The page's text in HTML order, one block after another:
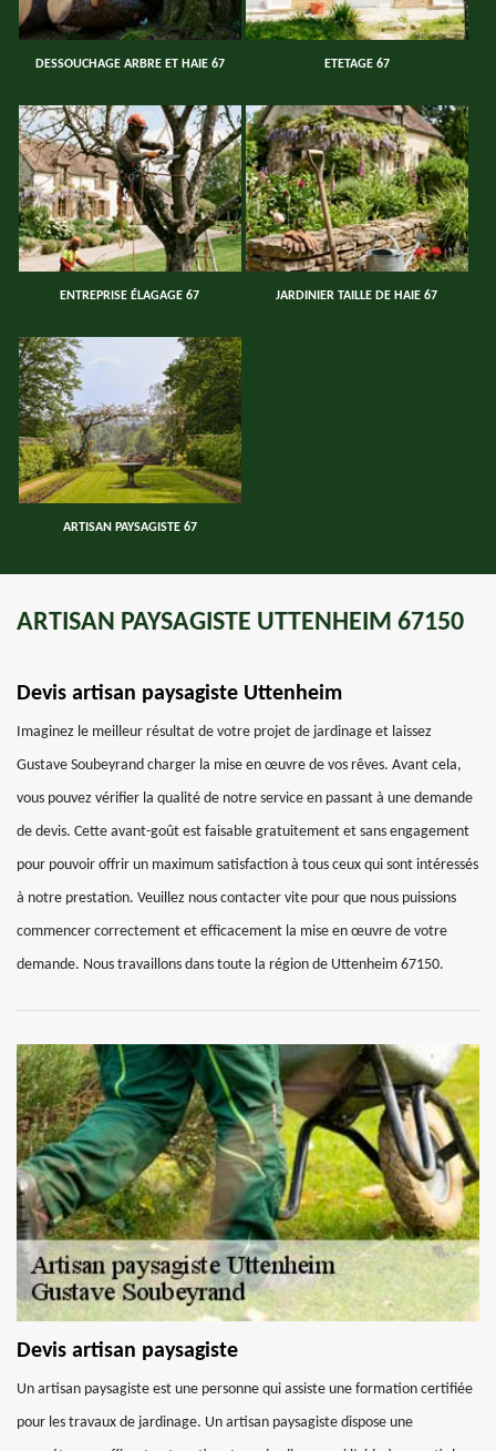
DESSOUCHAGE ARBRE ET HAIE 67 ETETAGE 67
ENTREPRISE ÉLAGAGE 67 JARDINIER TAILLE DE HAIE 67
ARTISAN PAYSAGISTE 67
ARTISAN PAYSAGISTE UTTENHEIM 67150
Devis artisan paysagiste Uttenheim
Imaginez le meilleur résultat de votre projet de jardinage et laissez
Gustave Soubeyrand charger la mise en œuvre de vos rêves. Avant cela,
vous pouvez vérifier la qualité de notre service en passant à une demande
de devis. Cette avant-goût est faisable gratuitement et sans engagement
pour pouvoir offrir un maximum satisfaction à tous ceux qui sont intéressés
à notre prestation. Veuillez nous contacter vite pour que nous puissions
commencer correctement et efficacement la mise en œuvre de votre
demande. Nous travaillons dans toute la région de Uttenheim 67150.
Devis artisan paysagiste
Un artisan paysagiste est une personne qui assiste une formation certifiée
pour les travaux de jardinage. Un artisan paysagiste dispose une